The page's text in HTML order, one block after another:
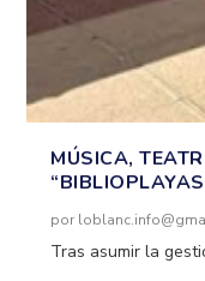
MÚSICA,
por
Tras asumir la